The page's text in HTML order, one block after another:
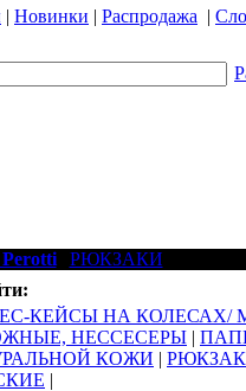
| Новинки | Распродажа |
РЮКЗАКИ
КЕЙСЫ НА
НЕССЕСЕРЫ |
КОЖИ |
|